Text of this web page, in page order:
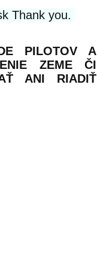
Thank you.
PILOTOV A
ZEME ČI
ANI RIADIŤ